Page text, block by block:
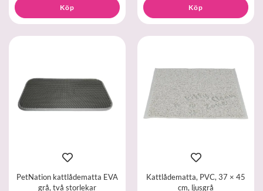
Köp Köp
PetNation kattlådematta EVA
grå, två storlekar
Kattlådematta, PVC, 37 × 45
cm, ljusgrå